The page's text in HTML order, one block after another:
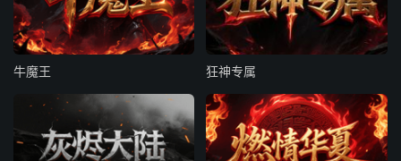
牛魔王 狂神专属